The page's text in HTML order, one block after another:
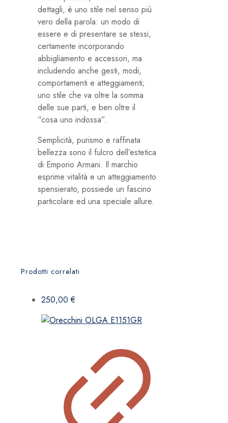
dettagli, è uno stile nel senso più
vero della parola: un modo di
essere e di presentare se stessi,
certamente incorporando
abbigliamento e accessori, ma
includendo anche gesti, modi,
comportamenti e atteggiamenti;
uno stile che va oltre la somma
delle sue parti, e ben oltre il
“cosa uno indossa”.
Semplicità, purismo e raffinata
bellezza sono il fulcro dell’estetica
di Emporio Armani. Il marchio
esprime vitalità e un atteggiamento
spensierato, possiede un fascino
particolare ed una speciale allure.
Prodotti correlati
250,00€